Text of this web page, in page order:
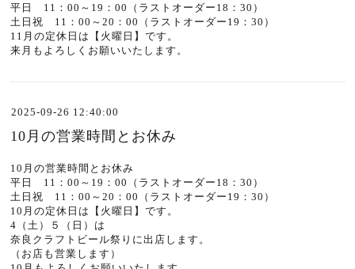
平日 11：00～19：00（ラストオーダー18：30）
土日祝 11：00～20：00（ラストオーダー19：30）
11月の定休日は【火曜日】です。
来月もよろしくお願いいたします。
2025-09-26 12:40:00
10月の営業時間とお休み
10月の営業時間とお休み
平日 11：00～19：00（ラストオーダー18：30）
土日祝 11：00～20：00（ラストオーダー19：30）
10月の定休日は【火曜日】です。
4（土）５（日）は
奈良クラフトビール祭りに出店します。
（お店も営業します）